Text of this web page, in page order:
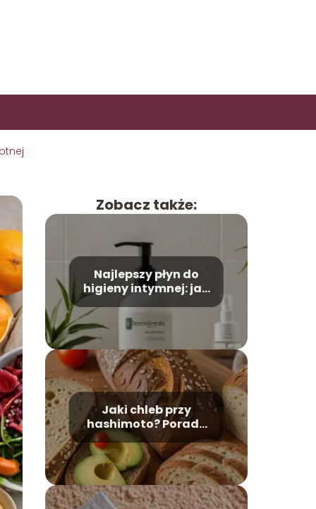
Zobacz także:
Najlepszy płyn do
higieny intymnej: jak
produkt?
Jaki chleb przy
hashimoto? Porady
dietetyczne